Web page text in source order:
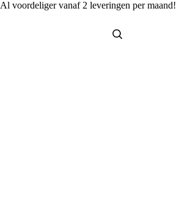
Al voordeliger vanaf 2 leveringen per maand!